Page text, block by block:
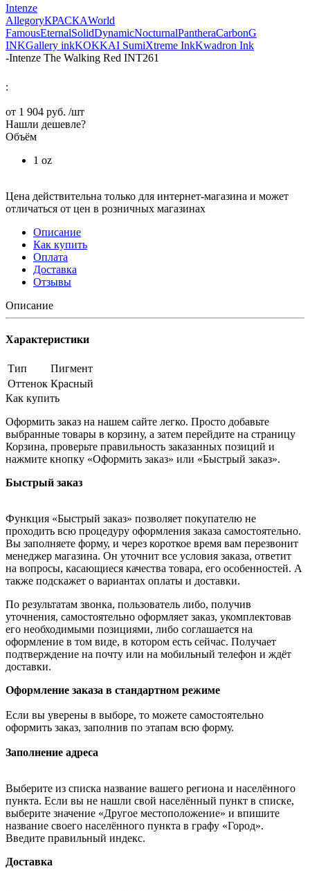
Intenze
AllegoryКРАСКАWorld
FamousEternalSolidDynamicNocturnalPantheraCarbonG
INKGallery inkKOKKAI SumiXtreme InkKwadron Ink
-Intenze The Walking Red INT261
:
от 1 904 руб. /шт
Нашли дешевле?
Объём
1 oz
Цена действительна только для интернет-магазина и может
отличаться от цен в розничных магазинах
Описание
Как купить
Оплата
Доставка
Отзывы
Описание
Характеристики
Тип
Пигмент
Оттенок Красный
Как купить
Оформить заказ на нашем сайте легко. Просто добавьте
выбранные товары в корзину, а затем перейдите на страницу
Корзина, проверьте правильность заказанных позиций и
нажмите кнопку «Оформить заказ» или «Быстрый заказ».
Быстрый заказ
Функция «Быстрый заказ» позволяет покупателю не
проходить всю процедуру оформления заказа самостоятельно.
Вы заполняете форму, и через короткое время вам перезвонит
менеджер магазина. Он уточнит все условия заказа, ответит
на вопросы, касающиеся качества товара, его особенностей. А
также подскажет о вариантах оплаты и доставки.
По результатам звонка, пользователь либо, получив
уточнения, самостоятельно оформляет заказ, укомплектовав
его необходимыми позициями, либо соглашается на
оформление в том виде, в котором есть сейчас. Получает
подтверждение на почту или на мобильный телефон и ждёт
доставки.
Оформление заказа в стандартном режиме
Если вы уверены в выборе, то можете самостоятельно
оформить заказ, заполнив по этапам всю форму.
Заполнение адреса
Выберите из списка название вашего региона и населённого
пункта. Если вы не нашли свой населённый пункт в списке,
выберите значение «Другое местоположение» и впишите
название своего населённого пункта в графу «Город».
Введите правильный индекс.
Доставка